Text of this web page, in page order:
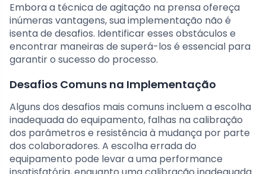
Embora a técnica de agitação na prensa ofereça
inúmeras vantagens, sua implementação não é
isenta de desafios. Identificar esses obstáculos e
encontrar maneiras de superá-los é essencial para
garantir o sucesso do processo.
Desafios Comuns na Implementação
Alguns dos desafios mais comuns incluem a escolha
inadequada do equipamento, falhas na calibração
dos parâmetros e resistência à mudança por parte
dos colaboradores. A escolha errada do
equipamento pode levar a uma performance